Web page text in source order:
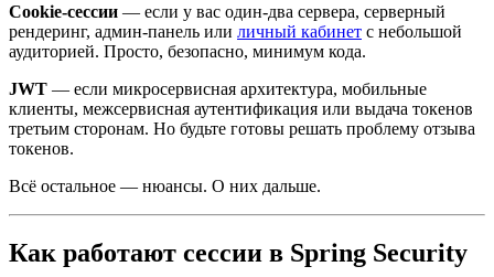
Cookie-сессии — если у вас один-два сервера, серверный
рендеринг, админ-панель или личный кабинет с небольшой
аудиторией. Просто, безопасно, минимум кода.
JWT — если микросервисная архитектура, мобильные
клиенты, межсервисная аутентификация или выдача токенов
третьим сторонам. Но будьте готовы решать проблему отзыва
токенов.
Всё остальное — нюансы. О них дальше.
Как работают сессии в Spring Security